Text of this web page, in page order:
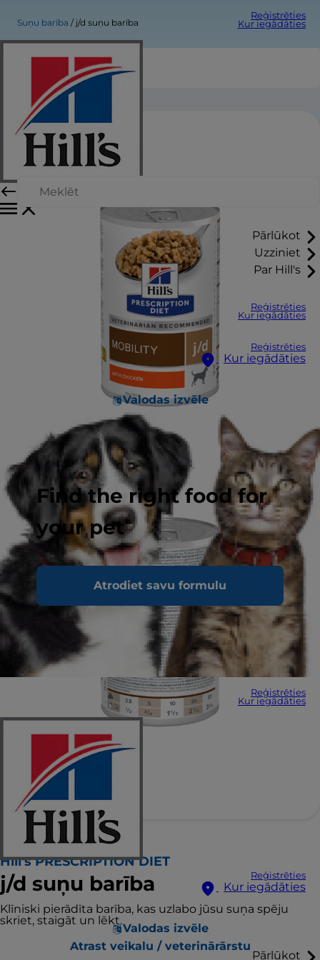
Reģistrēties
Kur iegādāties
Pārlūkot
Uzziniet
Par Hill's
Reģistrēties
Kur iegādāties
Reģistrēties
Kur iegādāties
Valodas izvēle
Find the right food for
your pet
Atrodiet savu formulu
Reģistrēties
Kur iegādāties
Reģistrēties
Kur iegādāties
Valodas izvēle
Pārlūkot
Suņu barība j/d suņu barība
j/d suņu barība
Hill's PRESCRIPTION DIET
j/d suņu barība
Klīniski pierādīta barība, kas uzlabo jūsu suņa spēju
skriet, staigāt un lēkt.
Atrast veikalu / veterinārārstu